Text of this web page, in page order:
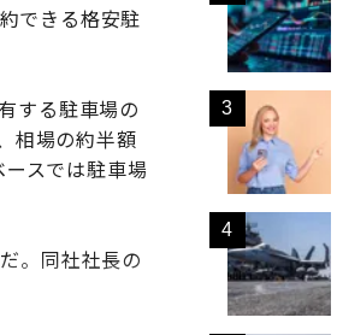
できる格安駐
する駐車場の
相場の約半額
スでは駐車場
。同社社長の